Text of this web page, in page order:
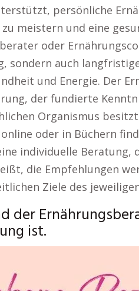
persönliche
meistern und eine
oder
sondern auch
und Energie. Der
der fundierte
Organismus
oder in Büchern
individuelle Beratung,
die Empfehlungen
Ziele des
der
ist.